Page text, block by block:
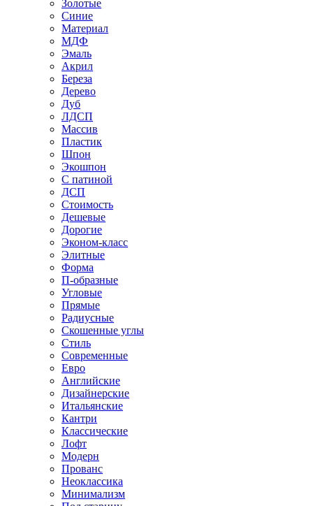
Золотые
Синие
Материал
МДФ
Эмаль
Акрил
Береза
Дерево
Дуб
ЛДСП
Массив
Пластик
Шпон
Экошпон
С патиной
ДСП
Стоимость
Дешевые
Дорогие
Эконом-класс
Элитные
Форма
П-образные
Угловые
Прямые
Радиусные
Скошенные углы
Стиль
Современные
Евро
Английские
Дизайнерские
Итальянские
Кантри
Классические
Лофт
Модерн
Прованс
Неоклассика
Минимализм